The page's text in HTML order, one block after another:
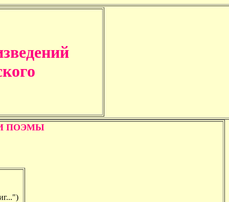
ПОЭМЫ